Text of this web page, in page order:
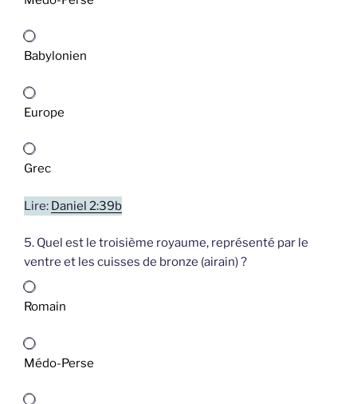
Babylonien
Europe
Grec
Lire: Daniel 2:39b
5. Quel est le troisième royaume, représenté par le
ventre et les cuisses de bronze (airain) ?
Romain
Médo-Perse